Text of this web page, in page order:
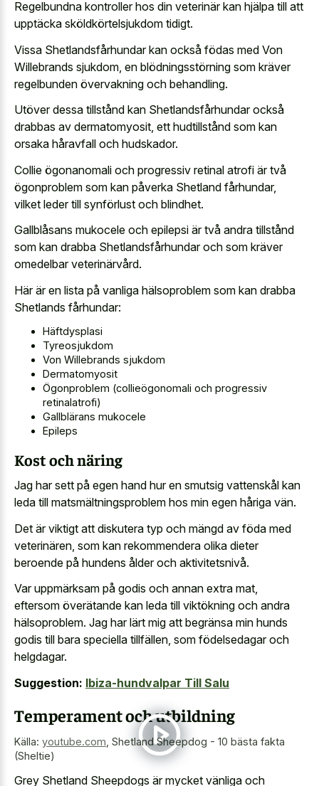
Regelbundna kontroller hos din veterinär kan hjälpa till att
upptäcka sköldkörtelsjukdom tidigt.
Vissa Shetlandsfårhundar kan också födas med Von
Willebrands sjukdom, en blödningsstörning som kräver
regelbunden övervakning och behandling.
Utöver dessa tillstånd kan Shetlandsfårhundar också
drabbas av dermatomyosit, ett hudtillstånd som kan
orsaka håravfall och hudskador.
Collie ögonanomali och progressiv retinal atrofi är två
ögonproblem som kan påverka Shetland fårhundar,
vilket leder till synförlust och blindhet.
Gallblåsans mukocele och epilepsi är två andra tillstånd
som kan drabba Shetlandsfårhundar och som kräver
omedelbar veterinärvård.
Här är en lista på vanliga hälsoproblem som kan drabba
Shetlands fårhundar:
Häftdysplasi
Tyreosjukdom
Von Willebrands sjukdom
Dermatomyosit
Ögonproblem (collieögonomali och progressiv
retinalatrofi)
Gallblärans mukocele
Epileps
Kost och näring
Jag har sett på egen hand hur en smutsig vattenskål kan
leda till matsmältningsproblem hos min egen håriga vän.
Det är viktigt att diskutera typ och mängd av föda med
veterinären, som kan rekommendera olika dieter
beroende på hundens ålder och aktivitetsnivå.
Var uppmärksam på godis och annan extra mat,
eftersom överätande kan leda till viktökning och andra
hälsoproblem. Jag har lärt mig att begränsa min hunds
godis till bara speciella tillfällen, som födelsedagar och
helgdagar.
Suggestion: Ibiza-hundvalpar Till Salu
Temperament och utbildning
Källa: youtube.com Shetland Sheepdog - 10 bästa fakta
(Sheltie)
Grey Shetland Sheepdogs är mycket vänliga och